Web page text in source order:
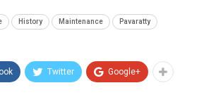
History Maintenance Pavaratty
Twitter Google+